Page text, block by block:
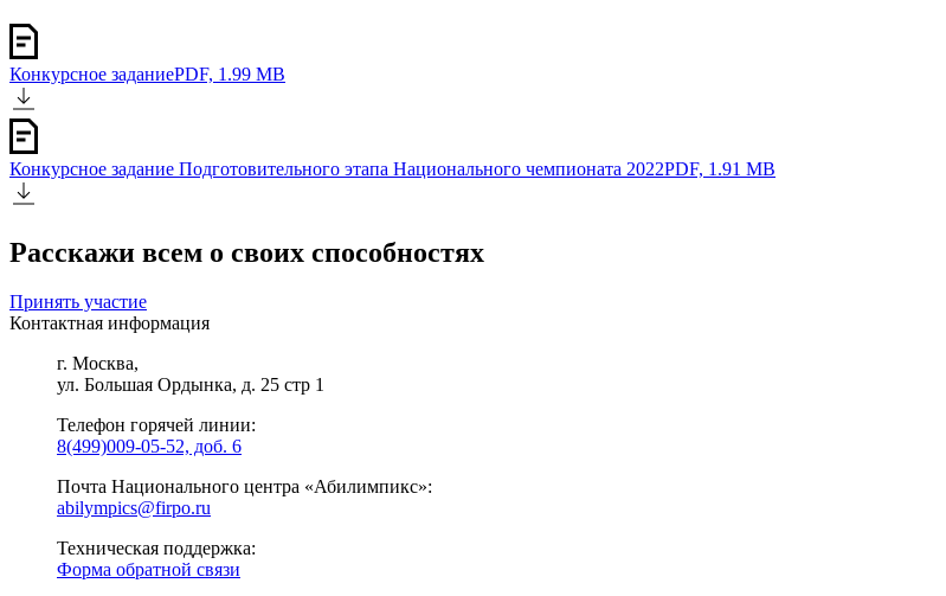
Конкурсное заданиеPDF, 1.99 MB
Конкурсное задание Подготовительного этапа Национального чемпионата 2022PDF, 1.91 MB
Расскажи всем о своих способностях
Принять участие
Контактная информация
г. Москва,
ул. Большая Ордынка, д. 25 стр 1
Телефон горячей линии:
8(499)009-05-52, доб. 6
Почта Национального центра «Абилимпикс»:
abilympics@firpo.ru
Техническая поддержка:
Форма обратной связи